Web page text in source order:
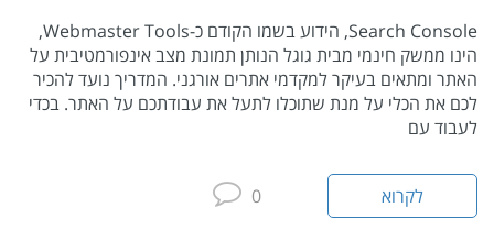
Search Console, הידוע בשמו הקודם כ-Webmaster Tools,
הינו ממשק חינמי מבית גוגל הנותן תמונת מצב אינפורמטיבית על
האתר ומתאים בעיקר למקדמי אתרים אורגני. המדריך נועד להכיר
לכם את הכלי על מנת שתוכלו לתעל את עבודתכם על האתר. בכדי
לעבוד עם
לקרוא 0